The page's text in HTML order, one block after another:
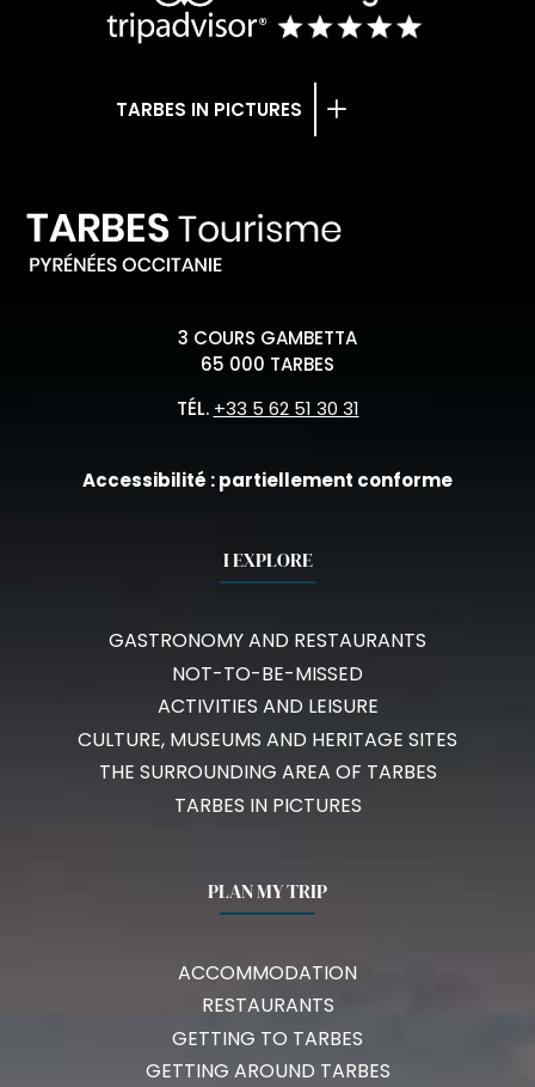
TARBES IN PICTURES
3 COURS GAMBETTA
65 000 TARBES
TÉL. +33 5 62 51 30 31
Accessibilité : partiellement conforme
I EXPLORE
GASTRONOMY AND RESTAURANTS
NOT-TO-BE-MISSED
ACTIVITIES AND LEISURE
CULTURE, MUSEUMS AND HERITAGE SITES
THE SURROUNDING AREA OF TARBES
TARBES IN PICTURES
PLAN MY TRIP
ACCOMMODATION
RESTAURANTS
GETTING TO TARBES
GETTING AROUND TARBES